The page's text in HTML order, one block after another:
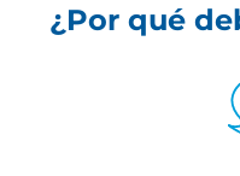
¿Por qué